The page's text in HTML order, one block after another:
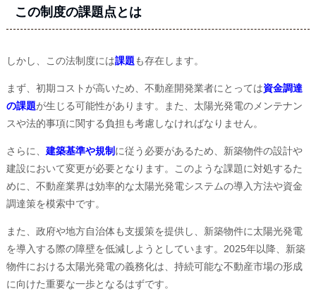
この制度の課題点とは
しかし、この法制度には課題も存在します。
まず、初期コストが高いため、不動産開発業者にとっては資金調達
の課題が生じる可能性があります。また、太陽光発電のメンテナン
スや法的事項に関する負担も考慮しなければなりません。
さらに、 建築基準や規制 に従う必要があるため、新築物件の設計や
建設において変更が必要となります。このような課題に対処するた
めに、不動産業界は効率的な太陽光発電システムの導入方法や資金
調達策を模索中です。
また、政府や地方自治体も支援策を提供し、新築物件に太陽光発電
を導入する際の障壁を低減しようとしています。2025年以降、新築
物件における太陽光発電の義務化は、持続可能な不動産市場の形成
に向けた重要な一歩となるはずです。